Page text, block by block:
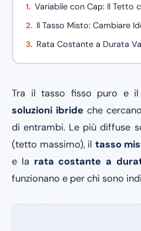
Variabile con Cap: Il Tetto
Il Tasso Misto: Cambiare
Rata Costante a Durata
Tra il tasso fisso puro e il
soluzioni ibride che
di entrambi. Le più diffuse
(tetto massimo), il tasso
e la rata costante a
funzionano e per chi sono